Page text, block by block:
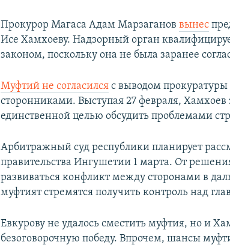
Прокурор Магаса Адам Марзагановвынес
Исе Хамхоеву. Надзорный орган
законом, поскольку она не была заранее
Муфтий не согласился с выводом
сторонниками. Выступая 27 февраля, Хамхоев
единственной целью обсудить проблемами
Арбитражный суд республики планирует
правительства Ингушетии 1 марта. От решения
развиваться конфликт между сторонами в
муфтият стремятся получить контроль над
Евкурову не удалось сместить муфтия, но и
безоговорочную победу. Впрочем, шансы